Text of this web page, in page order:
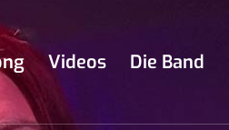
Videos Die Band